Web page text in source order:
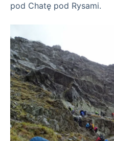
pod Chatę pod Rysami.